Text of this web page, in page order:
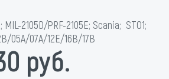
2105D/PRF-2105E; Scania; STO1;
05A/07A/12E/16B/17B
руб.